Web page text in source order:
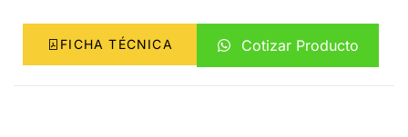
FICHA TÉCNICA Cotizar Producto